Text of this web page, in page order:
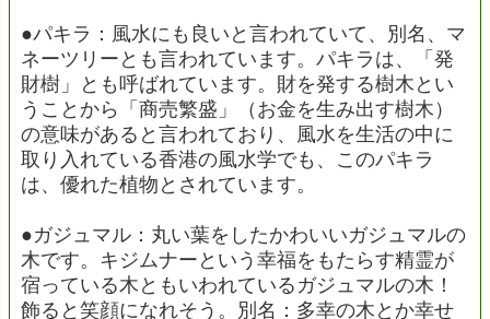
●パキラ：風水にも良いと言われていて、別名、マ
ネーツリーとも言われています。パキラは、「発
財樹」とも呼ばれています。財を発する樹木とい
うことから「商売繁盛」（お金を生み出す樹木）
の意味があると言われており、風水を生活の中に
取り入れている香港の風水学でも、このパキラ
は、優れた植物とされています。
●ガジュマル：丸い葉をしたかわいいガジュマルの
木です。キジムナーという幸福をもたらす精霊が
宿っている木ともいわれているガジュマルの木！
飾ると笑顔になれそう。別名：多幸の木とか幸せ